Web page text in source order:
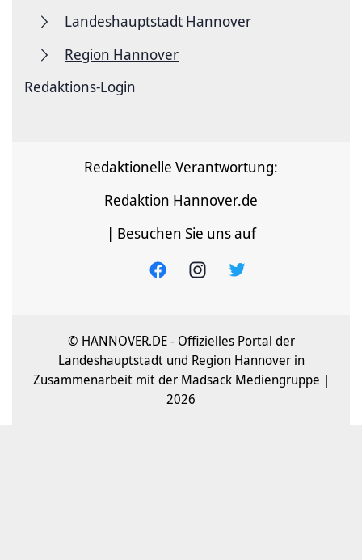
Landeshauptstadt Hannover
Region Hannover
Redaktions-Login
Redaktionelle Verantwortung:
Redaktion Hannover.de
| Besuchen Sie uns auf
© HANNOVER.DE - Offizielles Portal der
Landeshauptstadt und Region Hannover in
Zusammenarbeit mit der Madsack Mediengruppe |
2026